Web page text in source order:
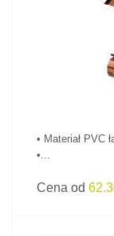
• Materiał PVC
•...
Cena od